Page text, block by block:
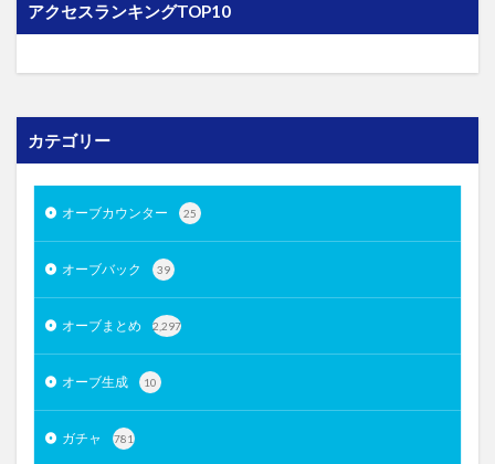
アクセスランキングTOP10
カテゴリー
オーブカウンター 25
オーブバック 39
オーブまとめ 2,297
オーブ生成 10
ガチャ 781